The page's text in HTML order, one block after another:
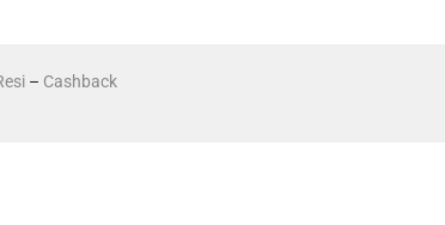
– Cashback